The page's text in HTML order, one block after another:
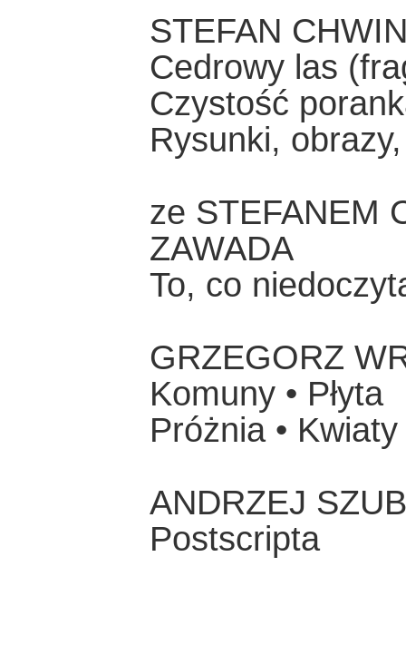
STEFAN
Cedrowy las
Czystość
Rysunki,
ze STEFANEM
ZAWADA
To, co
GRZEGORZ
Komuny • Płyta
Próżnia • Kwiaty
ANDRZEJ
Postscripta